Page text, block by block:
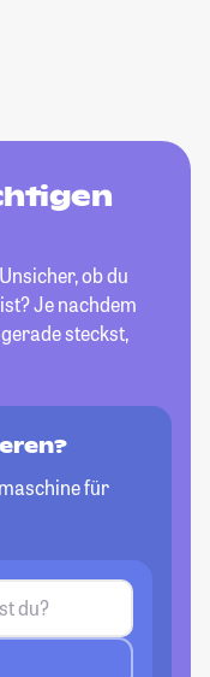
ob du
Je nachdem
steckst,
für